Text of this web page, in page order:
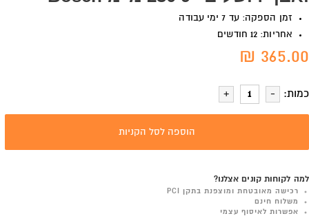
זמן הספקה: עד 7 ימי עבודה
אחריות: 12 חודשים
365.00 ₪
כמות:
הוספה לסל הקניות
למה לקוחות קונים אצלנו?
רכישה מאובטחת ומוצפנת בתקן PCI
משלוח חינם
אפשרות לאיסוף עצמי